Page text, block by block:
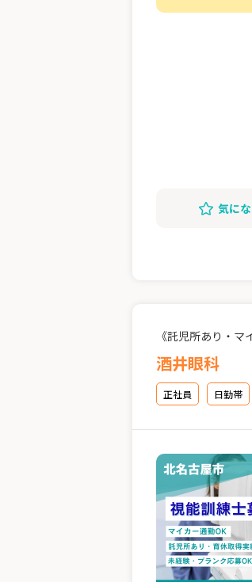
気に
《託児所あり・
酒井眼科
正社員 日勤帯